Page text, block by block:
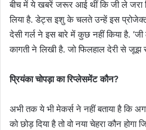
बीच में ये खबरें जरूर आई थीं कि जी ले जरा
लिया है. डेट्स इशु के चलते उन्हें इस
देसी गर्ल ने इस बारे में कुछ नहीं किया है.
कागती ने लिखी है. जो फिलहाल देरी से जूझ
प्रियंका चोपड़ा का रिप्लेसमेंट कौन?
अभी तक ये भी मेकर्स ने नहीं बताया है कि
को छोड़ दिया है तो वो नया चेहरा कौन